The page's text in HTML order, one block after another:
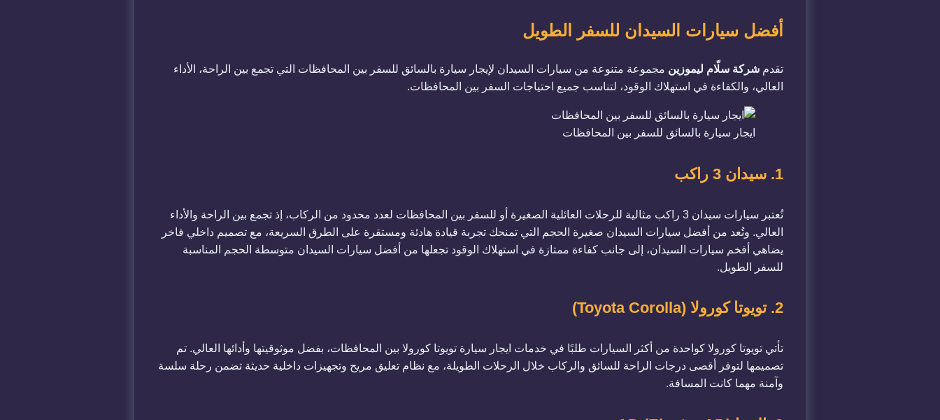
أفضل سيارات السيدان للسفر الطويل
تقدم شركة سلّام ليموزين مجموعة متنوعة من سيارات السيدان لإيجار سيارة بالسائق للسفر بين المحافظات التي تجمع بين الراحة، الأداء
العالي، والكفاءة في استهلاك الوقود، لتناسب جميع احتياجات السفر بين المحافظات.
ايجار سيارة بالسائق للسفر بين المحافظات
1. سيدان 3 راكب
تُعتبر سيارات سيدان 3 راكب مثالية للرحلات العائلية الصغيرة أو للسفر بين المحافظات لعدد محدود من الركاب، إذ تجمع بين الراحة والأداء
العالي. وتُعد من أفضل سيارات السيدان صغيرة الحجم التي تمنحك تجربة قيادة هادئة ومستقرة على الطرق السريعة، مع تصميم داخلي فاخر
يضاهي أفخم سيارات السيدان، إلى جانب كفاءة ممتازة في استهلاك الوقود تجعلها من أفضل سيارات السيدان متوسطة الحجم المناسبة
للسفر الطويل.
2. تويوتا كورولا (Toyota Corolla)
تأتي تويوتا كورولا كواحدة من أكثر السيارات طلبًا في خدمات ايجار سيارة تويوتا كورولا بين المحافظات، بفضل موثوقيتها وأدائها العالي. تم
تصميمها لتوفر أقصى درجات الراحة للسائق والركاب خلال الرحلات الطويلة، مع نظام تعليق مريح وتجهيزات داخلية حديثة تضمن رحلة سلسة
وآمنة مهما كانت المسافة.